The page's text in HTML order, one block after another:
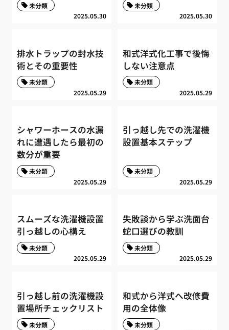
2025.05.30
未分類
2025.05.30
未分類
排水トラップの封水技
術とその重要性
2025.05.29
未分類
和式洋式化工事で後悔
しない注意点
2025.05.29
未分類
シャワーホースの水漏
れに遭遇したら最初の
数分が重要
2025.05.29
未分類
引っ越し先での洗濯機
設置基本ステップ
2025.05.29
未分類
スムーズな洗濯機設置
引っ越しの心構え
2025.05.29
未分類
失敗談から学ぶ洗面台
蛇口選びの教訓
2025.05.29
未分類
引っ越し前の洗濯機設
置場所チェックリスト
未分類
和式から洋式へ改修費
用の全体像
未分類